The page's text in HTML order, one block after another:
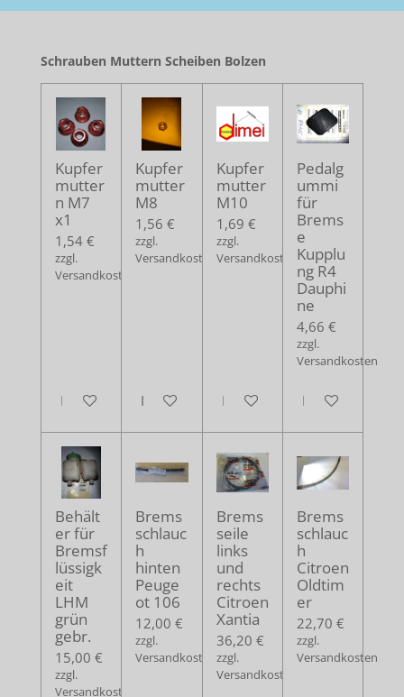
Schrauben Muttern Scheiben Bolzen
Kupfer
mutter
n M7
x1
1,54 €
zzgl.
Versandkosten
In den Warenkorb
Kupfer
mutter
M8
1,56 €
zzgl.
Versandkosten
In den Warenkorb
Kupfer
mutter
M10
1,69 €
zzgl.
Versandkosten
In den Warenkorb
Pedalg
ummi
für
Brems
e
Kupplu
ng R4
Dauphi
ne
4,66 €
zzgl.
Versandkosten
In den
Behält
er für
Bremsf
lüssigk
eit
LHM
grün
gebr.
15,00 €
zzgl.
Versandkosten
Brems
schlauc
h
hinten
Peuge
ot 106
12,00 €
zzgl.
Versandkosten
Brems
seile
links
und
rechts
Citroen
Xantia
36,20 €
zzgl.
Versandkosten
Brems
schlauc
h
Citroen
Oldtim
er
22,70 €
zzgl.
Versandkosten